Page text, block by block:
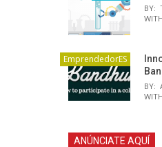
BY:
EmprendedorES
BY:
ANÚNCIATE AQUÍ